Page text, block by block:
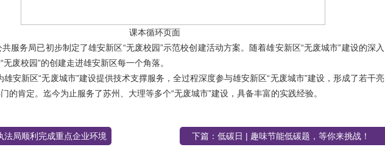
课本循环页面
服务局已初步制定了雄安新区“无废校园”示范校创建活动方案。随着雄安新区“无废城市”建设的深入
废校园”的创建走进雄安新区每一个角落。
安新区“无废城市”建设提供技术支撑服务，全过程深度参与雄安新区“无废城市”建设，形成了若干亮
的肯定。迄今为止服务了苏州、大理等多个“无废城市”建设，具备丰富的实践经验。
法局顺利完成重点企业环境 下篇： 低碳日 | 趣味节能低碳题，等你来挑战！